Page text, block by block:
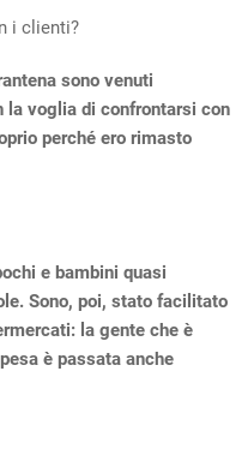
i clienti?
sono venuti
la voglia di confrontarsi con
perché ero rimasto
e bambini quasi
Sono, poi, stato facilitato
la gente che è
è passata anche